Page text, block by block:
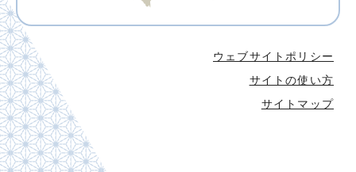
ウェブサイトポリシー
サイトの使い方
サイトマップ